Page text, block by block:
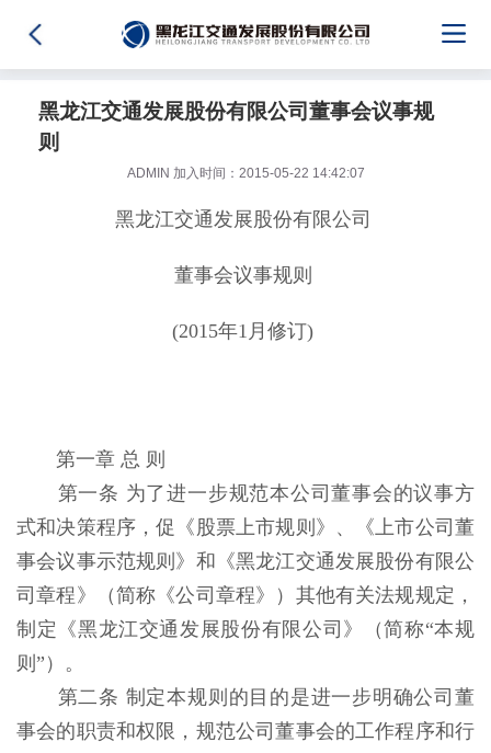
黑龙江交通发展股份有限公司董事会议事规
则
ADMIN 加入时间：2015-05-22 14:42:07
黑龙江交通发展股份有限公司
董事会议事规则
(2015年1月修订)
第一章 总 则
第一条 为了进一步规范本公司董事会的议事方
式和决策程序，促《股票上市规则》、《上市公司董
事会议事示范规则》和《黑龙江交通发展股份有限公
司章程》（简称《公司章程》）其他有关法规规定，
制定《黑龙江交通发展股份有限公司》（简称“本规
则”）。
第二条 制定本规则的目的是进一步明确公司董
事会的职责和权限，规范公司董事会的工作程序和行